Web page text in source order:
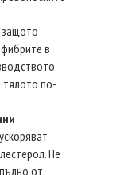
защото
в
тялото по-
Не
от